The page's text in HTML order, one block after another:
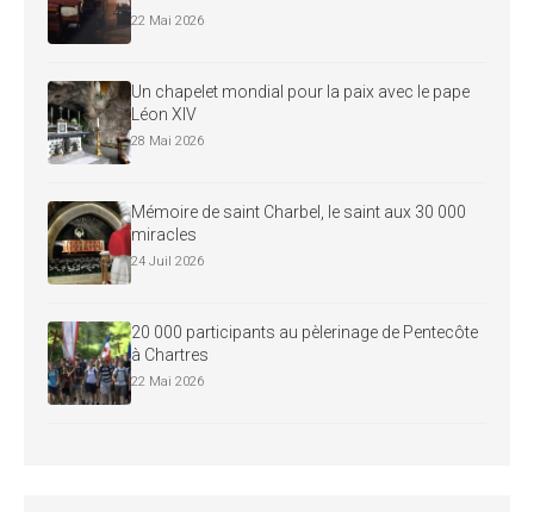
22 Mai 2026
Un chapelet mondial pour la paix avec le pape
Léon XIV
28 Mai 2026
Mémoire de saint Charbel, le saint aux 30 000
miracles
24 Juil 2026
20 000 participants au pèlerinage de Pentecôte
à Chartres
22 Mai 2026